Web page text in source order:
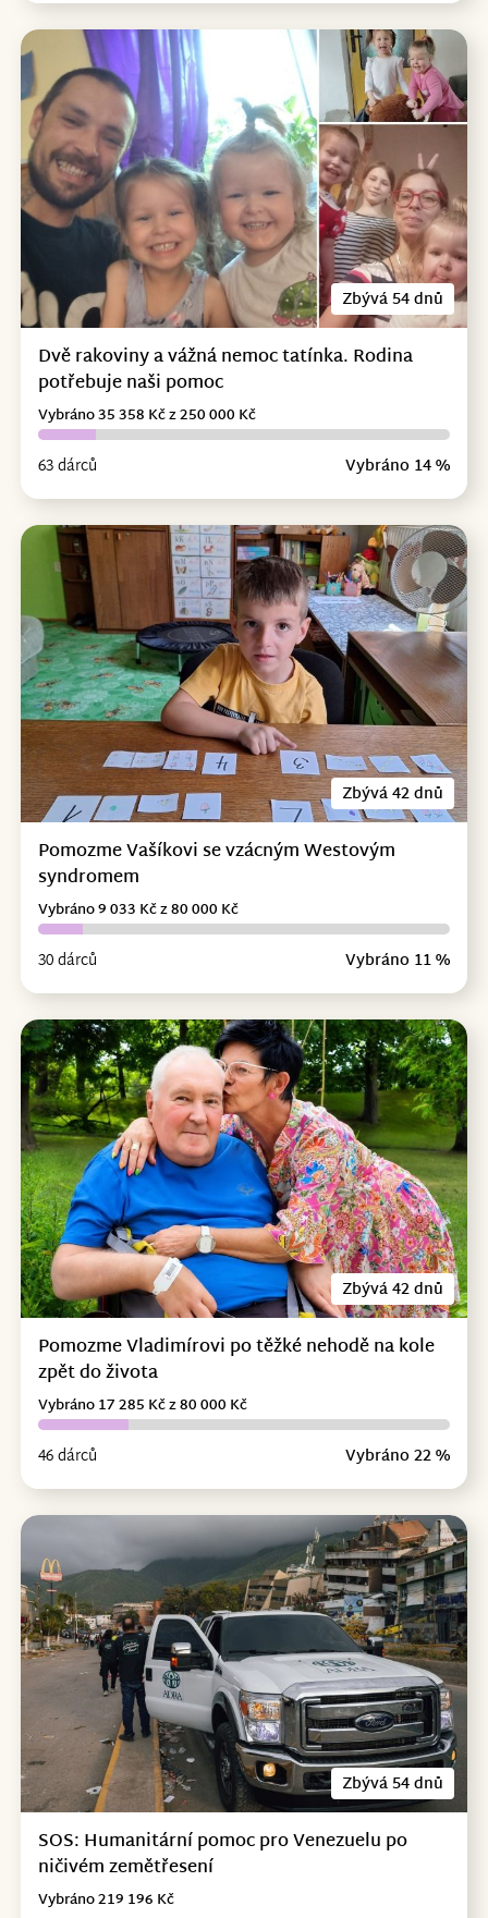
Zbývá 54 dnů
Dvě rakoviny a vážná nemoc tatínka. Rodina
potřebuje naši pomoc
63 dárců Vybráno 14 %
Vybráno 35 358 Kč z 250 000 Kč
Zbývá 42 dnů
Pomozme Vašíkovi se vzácným Westovým
syndromem
30 dárců Vybráno 11 %
Vybráno 9 033 Kč z 80 000 Kč
Zbývá 42 dnů
Pomozme Vladimírovi po těžké nehodě na kole
zpět do života
46 dárců Vybráno 22 %
Vybráno 17 285 Kč z 80 000 Kč
Zbývá 54 dnů
SOS: Humanitární pomoc pro Venezuelu po
ničivém zemětřesení
Vybráno 219 196 Kč